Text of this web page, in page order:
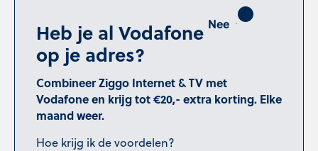
Heb je al Vodafone
op je adres?
Combineer Ziggo Internet & TV met
Vodafone en krijg tot €20,- extra korting. Elke
maand weer.
Hoe krijg ik de voordelen?